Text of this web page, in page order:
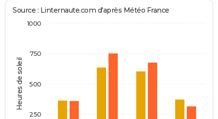
Heures de soleil
Source : Linternaute.com d'après Météo France
250
500
750
1000